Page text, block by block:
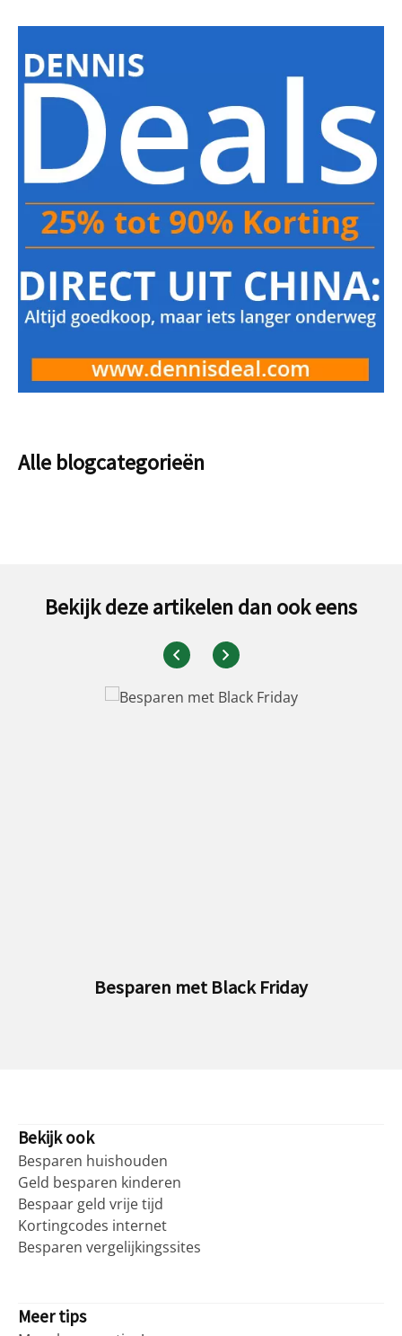
Alle blogcategorieën
Bekijk deze artikelen dan ook eens
Black Friday Besparen
Bekijk ook
Besparen huishouden
Geld besparen kinderen
Bespaar geld vrije tijd
Kortingcodes internet
Besparen vergelijkingssites
Meer tips